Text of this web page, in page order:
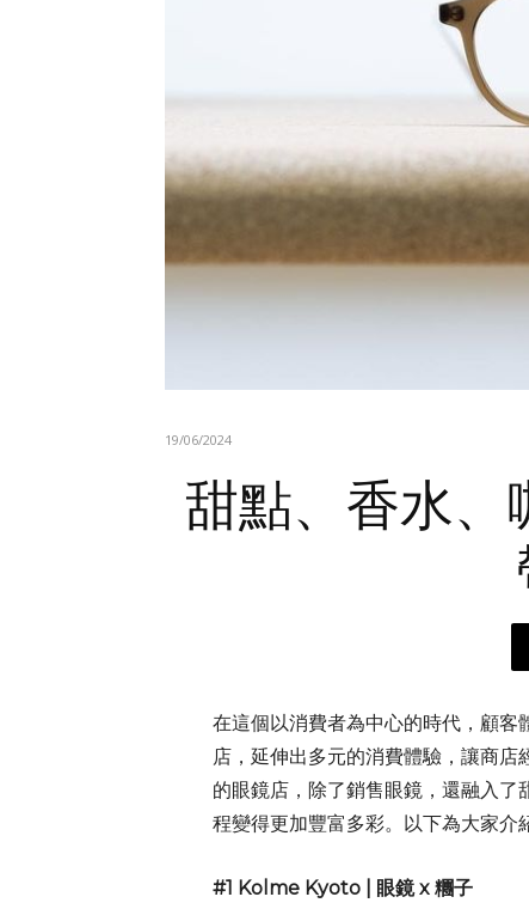
19/06/2024
甜點、香水、
在這個以消費者為中心的時代，顧
店，延伸出多元的消費體驗，讓商
的眼鏡店，除了銷售眼鏡，還融入
程變得更加豐富多彩。以下為大家介
#1 Kolme Kyoto | 眼鏡 x 糰子